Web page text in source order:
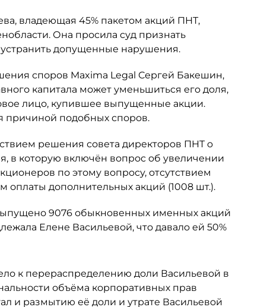
владеющая 45% пакетом акций ПНТ,
Она просила суд признать
допущенные нарушения.
споров Maxima Legal Сергей Бакешин,
капитала может уменьшиться его доля,
лицо, купившее выпущенные акции.
причиной подобных споров.
решения совета директоров ПНТ о
в которую включён вопрос об увеличении
по этому вопросу, отсутствием
оплаты дополнительных акций (1008 шт.).
9076 обыкновенных именных акций
Елене Васильевой, что давало ей 50%
к перераспределению доли Васильевой в
объёма корпоративных прав
и размытию её доли и утрате Васильевой